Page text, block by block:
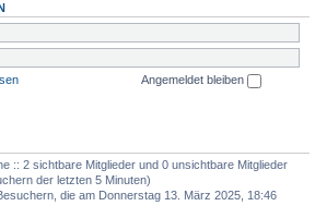
Angemeldet bleiben
:: 2 sichtbare Mitglieder und 0 unsichtbare Mitglieder
der letzten 5 Minuten)
die am Donnerstag 13. März 2025, 18:46